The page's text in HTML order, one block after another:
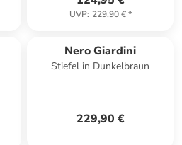
UVP: 229,90 €*
Nero Giardini
Stiefel in Dunkelbraun
229,90 €